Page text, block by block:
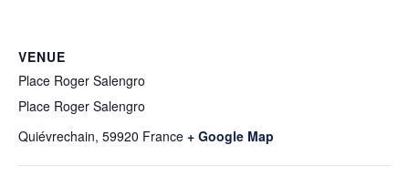
VENUE
Place Roger Salengro
Place Roger Salengro
Quiévrechain, 59920 France + Google Map